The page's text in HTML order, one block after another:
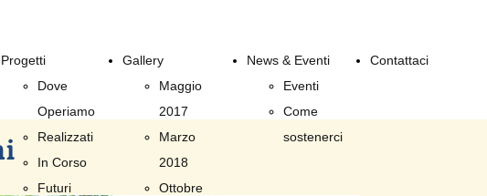
Progetti
Dove
Operiamo
Realizzati
In Corso
Futuri
Gallery
Maggio
2017
Marzo
2018
Ottobre
News & Eventi
Eventi
Come
sostenerci
Contattaci